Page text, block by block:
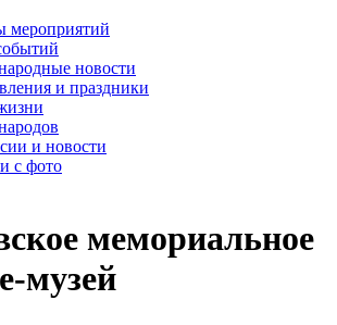
мероприятий
новости
и праздники
и новости
с фото
мемориальное
музей